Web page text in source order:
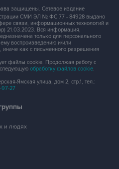
защищены. Сетевое издание
СМИ ЭЛ № ФС 77 - 84928 выдано
связи, информационных технологий и
21.03.2023. Вся информация,
только для персонального
воспроизведению и/или
как с письменного разрешения
файлы cookie. Продолжая работу с
обработку файлов cookie.
Ямская улица, дом 2, стр.1, тел.:
97-27
и людях